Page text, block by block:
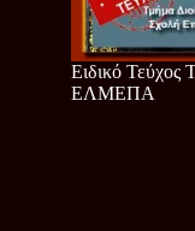
Ειδικό Τεύχος
ΕΛΜΕΠΑ